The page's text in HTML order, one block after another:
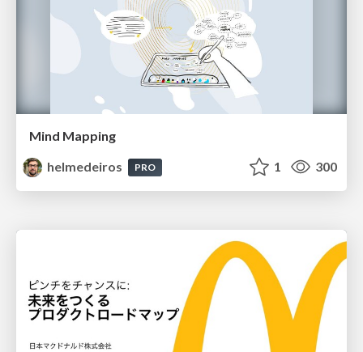
Mind Mapping
helmedeiros
PRO 1 300